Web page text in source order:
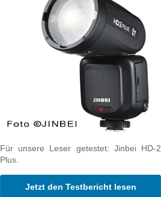
Für unsere Leser getestet: Jinbei HD-2
Plus.
Jetzt den Testbericht lesen